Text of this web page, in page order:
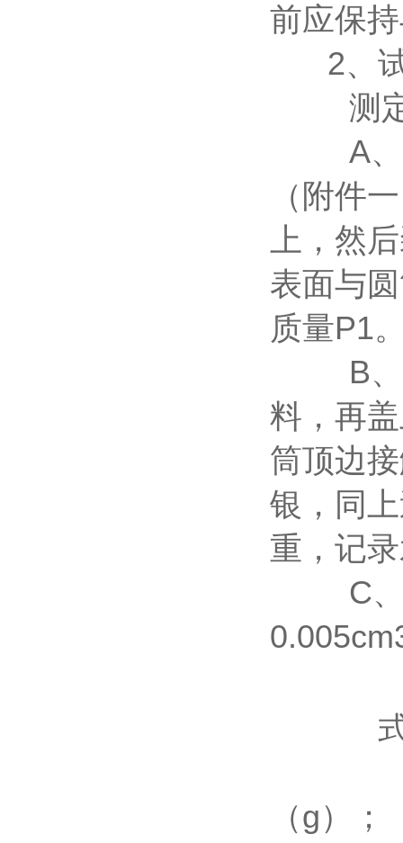
前应保
2、
测
A
（附件
上，然
表面与
质量P1
B
料，再
筒顶边
银，同
重，记
C
（g）；